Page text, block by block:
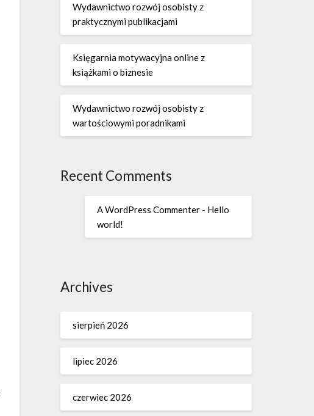
Wydawnictwo rozwój osobisty z
praktycznymi publikacjami
Księgarnia motywacyjna online z
książkami o biznesie
Wydawnictwo rozwój osobisty z
wartościowymi poradnikami
Recent Comments
A WordPress Commenter- Hello
world!
Archives
sierpień 2026
lipiec 2026
czerwiec 2026